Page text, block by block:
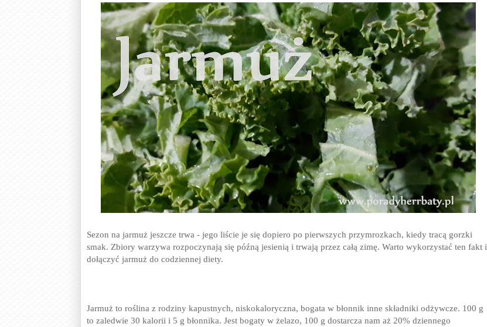
Sezon na jarmuż jeszcze trwa - jego liście je się dopiero po pierwszych przymrozkach, kiedy tracą gorzki
smak. Zbiory warzywa rozpoczynają się późną jesienią i trwają przez całą zimę. Warto wykorzystać ten fakt i
dołączyć jarmuż do codziennej diety.
Jarmuż to roślina z rodziny kapustnych, niskokaloryczna, bogata w błonnik inne składniki odżywcze. 100 g
to zaledwie 30 kalorii i 5 g błonnika. Jest bogaty w żelazo, 100 g dostarcza nam aż 20% dziennego